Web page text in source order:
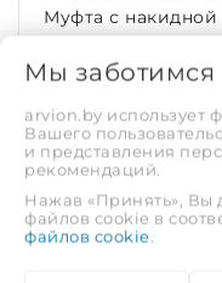
Муфта с
шт;
Упаковка (картон)
Рабочая среда
Мы
arvion.by использует
Вашего
и представления
рекомендаций.
Нажав «Принять», Вы
файлов cookie в
файлов cookie.